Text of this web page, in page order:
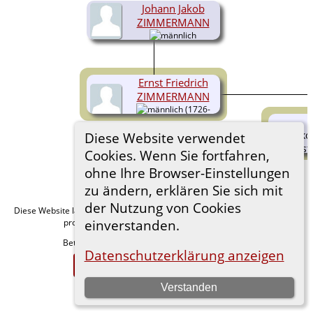
Diese Website verwendet
Cookies. Wenn Sie fortfahren,
ohne Ihre Browser-Einstellungen
zu ändern, erklären Sie sich mit
der Nutzung von Cookies
einverstanden.
Datenschutzerklärung anzeigen
Verstanden
Johann Jakob
ZIMMERMANN
Ernst Friedrich
ZIMMERMANN
(1726-
1790)
Diese Website läuft mitThe Next Generation of Genealogy Sitebuilding
programmiert von Darrin Lythgoe © 2001-2026.
Betreut von
Zur Desktop-Webseite wechseln